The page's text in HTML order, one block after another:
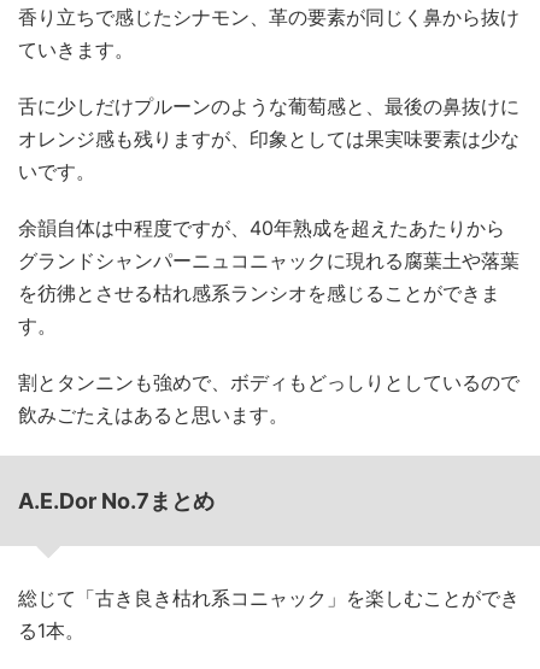
香り立ちで感じたシナモン、革の要素が同じく鼻から抜け
ていきます。
舌に少しだけプルーンのような葡萄感と、最後の鼻抜けに
オレンジ感も残りますが、印象としては果実味要素は少な
いです。
余韻自体は中程度ですが、40年熟成を超えたあたりから
グランドシャンパーニュコニャックに現れる腐葉土や落葉
を彷彿とさせる枯れ感系ランシオを感じることができま
す。
割とタンニンも強めで、ボディもどっしりとしているので
飲みごたえはあると思います。
A.E.Dor No.7まとめ
総じて「古き良き枯れ系コニャック」を楽しむことができ
る1本。